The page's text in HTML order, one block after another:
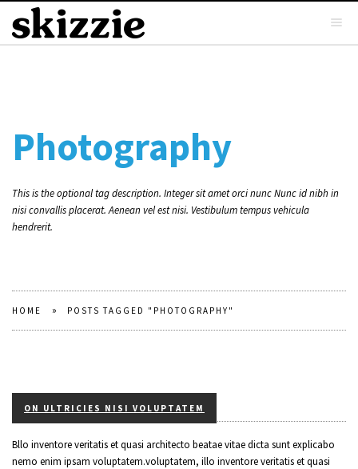
Photography
This is the optional tag description. Integer sit amet orci nunc Nunc id nibh in
nisi convallis placerat. Aenean vel est nisi. Vestibulum tempus vehicula
hendrerit.
HOME » POSTS TAGGED "PHOTOGRAPHY"
ON ULTRICIES NISI VOLUPTATEM
Bllo inventore veritatis et quasi architecto beatae vitae dicta sunt explicabo
nemo enim ipsam voluptatem.voluptatem, illo inventore veritatis et quasi